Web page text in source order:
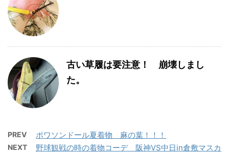
古い草履は要注意！ 崩壊しまし
た。
PREV ポワソンドール夏着物 麻の葉！！！
NEXT
野球観戦の時の着物コーデ 阪神VS中日in倉敷マスカ